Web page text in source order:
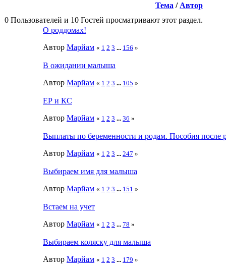
Тема / Автор
0 Пользователей и 10 Гостей просматривают этот раздел.
О роддомах!
Автор Марйам « 1 2 3 ... 156 »
В ожидании малыша
Автор Марйам « 1 2 3 ... 105 »
ЕР и КС
Автор Марйам « 1 2 3 ... 36 »
Выплаты по беременности и родам. Пособия после
Автор Марйам « 1 2 3 ... 247 »
Выбираем имя для малыша
Автор Марйам « 1 2 3 ... 151 »
Встаем на учет
Автор Марйам « 1 2 3 ... 78 »
Выбираем коляску для малыша
Автор Марйам « 1 2 3 ... 179 »